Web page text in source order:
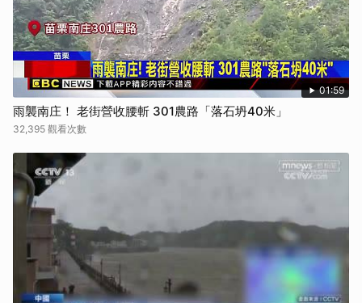
01:59
雨襲南庄！ 老街營收腰斬 301農路「落石坍40米」
32,395 觀看次數